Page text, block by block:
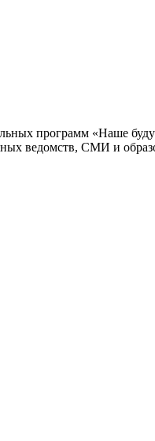
программ «Наше
ведомств, СМИ и